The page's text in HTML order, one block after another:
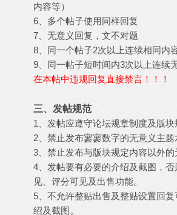
内容等）
6、多个帖子使用同样回复
7、无意义回复，文不对题
8、同一个帖子2次以上连续相同内
9、同一帖子短时间内3次以上连续
在本帖中违规回复直接禁言！！！
三、发帖规范
1、发帖应遵守论坛规章制度及版块
2、禁止发布寥寥数字的无意义主题
3、禁止发布与版块规定内容以外的
4、发帖要有必要的介绍及截图，
见、评分可见及出售功能。
5、不允许整贴出售及整贴设置回
绍及截图。